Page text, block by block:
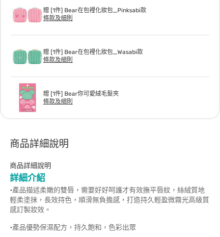
贈 [1件] Bear在包裡化妝包_Pinksabi款
條款及細則
贈 [1件] Bear在包裡化妝包_Wasabi款
條款及細則
贈 [1件] Bear你可愛絨毛髮夾
條款及細則
商品詳細說明
商品詳細說明
詳細介紹
•產品描述柔嫩的雙唇，需要好好呵護才有效撫平唇紋，絲絨質地
輕柔塗抹，長效持色，順滑無負擔感，打造持久輕盈微霧光高級質
感訂製妝效。
•產品優勢保濕配方，持久飽和，色彩出眾